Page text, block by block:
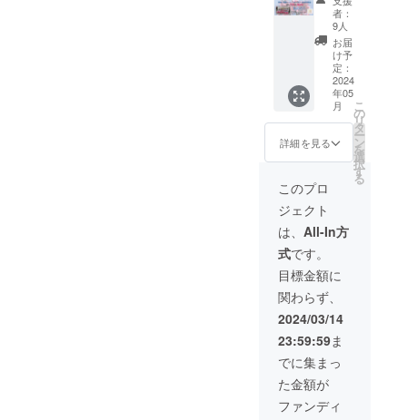
に、
「R5年
度 定期
演奏
会」の
チケッ
ト大人2
名分
と、 ア
ンサン
ブルメ
ンバー
による
演奏動
画をご
覧いた
だける
限定
URLを
お届け
しま
す。 大
人2枚
2024年
3月20日
（水）
開催 開
場/午後
15時
者：
9人
お届
け予
定：
2024
年05
月
詳細を見る
こ
の
リ
タ
ー
ン
を
選
択
す
る
このプロ
ジェクト
は、 All-In方
式です。
目標金額に
関わらず、
2024/03/14
23:59:59ま
でに集まっ
た金額が
ファンディ